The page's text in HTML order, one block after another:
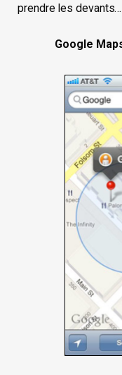
prendre les devants…
Google